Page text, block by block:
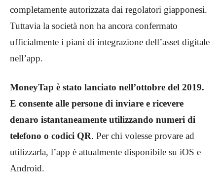
completamente autorizzata dai regolatori giapponesi.
Tuttavia la società non ha ancora confermato
ufficialmente i piani di integrazione dell’asset digitale
nell’app.
MoneyTap è stato lanciato nell’ottobre del 2019.
E consente alle persone di inviare e ricevere
denaro istantaneamente utilizzando numeri di
telefono o codici QR. Per chi volesse provare ad
utilizzarla, l’app è attualmente disponibile su iOS e
Android.